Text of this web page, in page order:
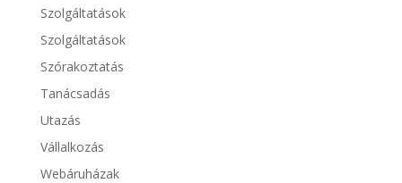
Szolgáltatások
Szolgáltatások
Szórakoztatás
Tanácsadás
Utazás
Vállalkozás
Webáruházak